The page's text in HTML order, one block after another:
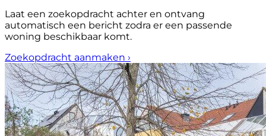
Laat een zoekopdracht achter en ontvang
automatisch een bericht zodra er een passende
woning beschikbaar komt.
Zoekopdracht aanmaken ›